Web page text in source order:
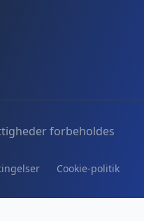
forbeholdes
Cookie-politik